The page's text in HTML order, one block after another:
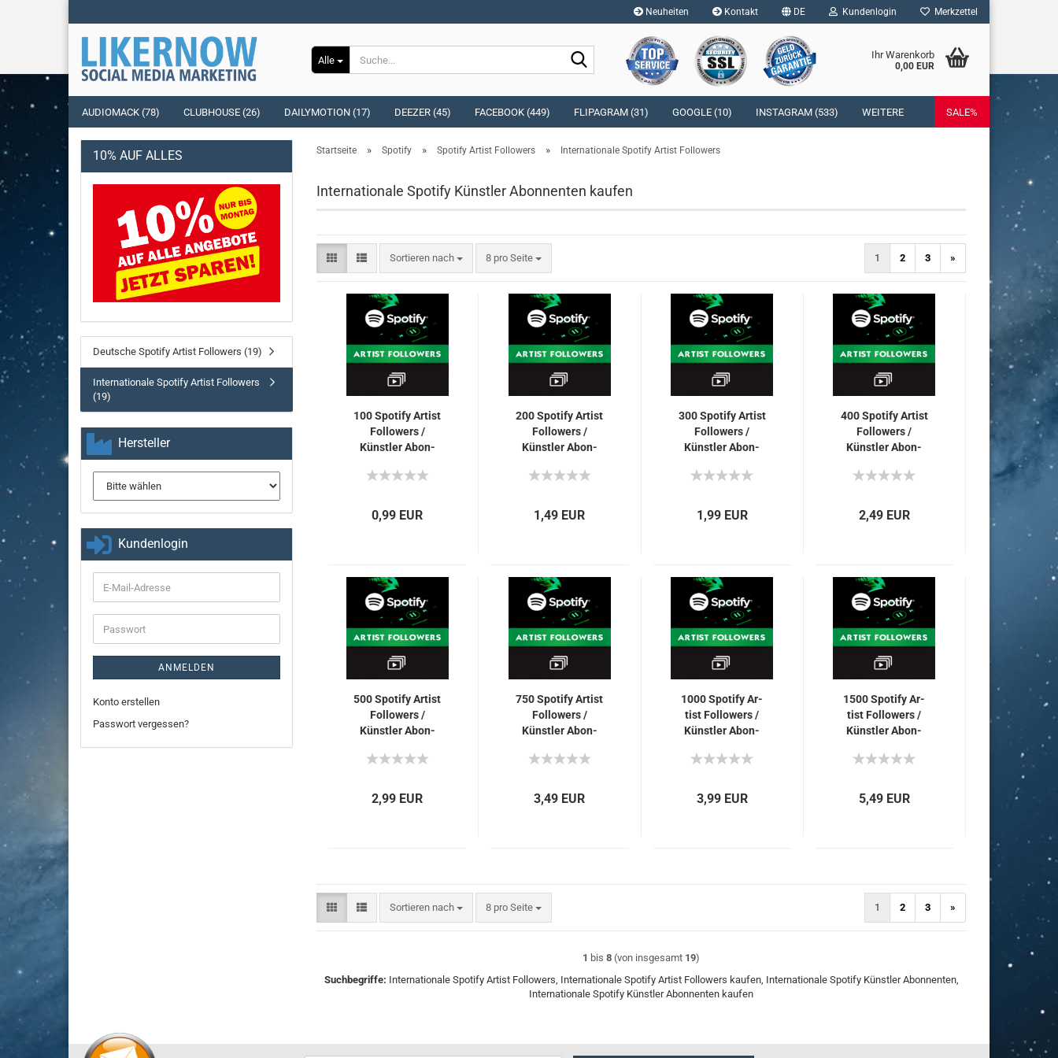
Neuheiten Kontakt DE
Sprache auswählen
Lieferland
Kundenlogin
E-Mail
Merkzettel
Alle Ihr Warenkorb
0,00 EUR
AUDIOMACK (78) CLUBHOUSE (26) DAILYMOTION (17) DEEZER (45) FACEBOOK (449) FLIPAGRAM (31) GOOGLE (10) INSTAGRAM (533) SALE%
WEITERE
Startseite » Spotify » Spotify Artist Followers » Internationale Spotify Artist Followers
Internationale Spotify Künstler Abonnenten kaufen
Sortieren nach
Sortieren nach 8 pro Seite
pro Seite 1 2 3 »
100 Spo­ti­fy Ar­tist
Fol­lowers /
Künst­ler Abon­
0,99 EUR
200 Spo­ti­fy Ar­tist
Fol­lowers /
Künst­ler Abon­
1,49 EUR
300 Spo­ti­fy Ar­tist
Fol­lowers /
Künst­ler Abon­
1,99 EUR
400 Spo­ti­fy Ar­tist
Fol­lowers /
Künst­ler Abon­
2,49 EUR
500 Spo­ti­fy Ar­tist
Fol­lowers /
Künst­ler Abon­
2,99 EUR
750 Spo­ti­fy Ar­tist
Fol­lowers /
Künst­ler Abon­
3,49 EUR
1000 Spo­ti­fy Ar­
tist Fol­lowers /
Künst­ler Abon­
3,99 EUR
1500 Spo­ti­fy Ar­
tist Fol­lowers /
Künst­ler Abon­
5,49 EUR
Sortieren nach
Sortieren nach 8 pro Seite
pro Seite 1 2 3 »
1 bis 8 (von insgesamt 19)
Suchbegriffe: Internationale Spotify Artist Followers, Internationale Spotify Artist Followers kaufen, Internationale Spotify Künstler Abonnenten,
Internationale Spotify Künstler Abonnenten kaufen
10% AUF ALLES
Deutsche Spotify Artist Followers (19)
Internationale Spotify Artist Followers
(19)
Hersteller
Kundenlogin
E-
Mail-
Adresse
Passwort
ANMELDEN
Konto erstellen
Passwort vergessen?